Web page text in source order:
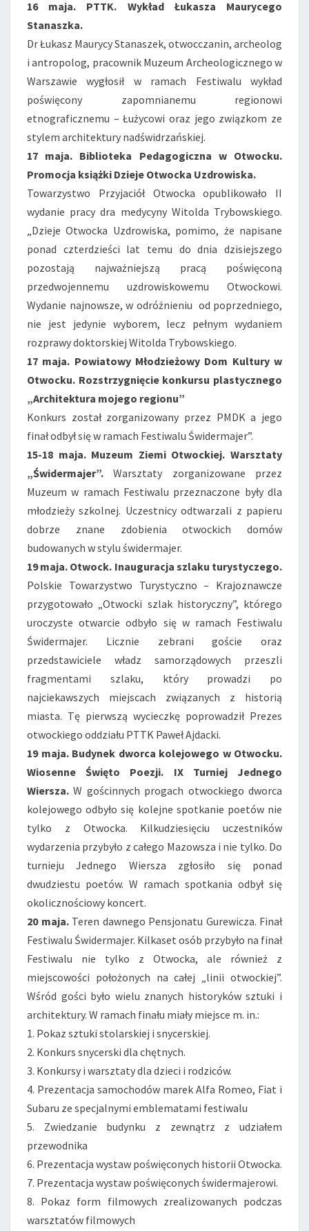
16 maja. PTTK. Wykład Łukasza Maurycego
Stanaszka.
Dr Łukasz Maurycy Stanaszek, otwocczanin, archeolog
i antropolog, pracownik Muzeum Archeologicznego w
Warszawie wygłosił w ramach Festiwalu wykład
poświęcony zapomnianemu regionowi
etnograficznemu – Łużycowi oraz jego związkom ze
stylem architektury nadświdrzańskiej.
17 maja. Biblioteka Pedagogiczna w Otwocku.
Promocja książki Dzieje Otwocka Uzdrowiska.
Towarzystwo Przyjaciół Otwocka opublikowało II
wydanie pracy dra medycyny Witolda Trybowskiego.
„Dzieje Otwocka Uzdrowiska, pomimo, że napisane
ponad czterdzieści lat temu do dnia dzisiejszego
pozostają najważniejszą pracą poświęconą
przedwojennemu uzdrowiskowemu Otwockowi.
Wydanie najnowsze, w odróżnieniu od poprzedniego,
nie jest jedynie wyborem, lecz pełnym wydaniem
rozprawy doktorskiej Witolda Trybowskiego.
17 maja. Powiatowy Młodzieżowy Dom Kultury w
Otwocku. Rozstrzygnięcie konkursu plastycznego
„Architektura mojego regionu”
Konkurs został zorganizowany przez PMDK a jego
finał odbył się w ramach Festiwalu Świdermajer”.
15-18 maja. Muzeum Ziemi Otwockiej. Warsztaty
„Świdermajer”.Warsztaty zorganizowane przez
Muzeum w ramach Festiwalu przeznaczone były dla
młodzieży szkolnej. Uczestnicy odtwarzali z papieru
dobrze znane zdobienia otwockich domów
budowanych w stylu świdermajer.
19 maja. Otwock. Inauguracja szlaku turystyczego.
Polskie Towarzystwo Turystyczno – Krajoznawcze
przygotowało „Otwocki szlak historyczny”, którego
uroczyste otwarcie odbyło się w ramach Festiwalu
Świdermajer. Licznie zebrani goście oraz
przedstawiciele władz samorządowych przeszli
fragmentami szlaku, który prowadzi po
najciekawszych miejscach związanych z historią
miasta. Tę pierwszą wycieczkę poprowadził Prezes
otwockiego oddziału PTTK Paweł Ajdacki.
19 maja. Budynek dworca kolejowego w Otwocku.
Wiosenne Święto Poezji. IX Turniej Jednego
Wiersza.W gościnnych progach otwockiego dworca
kolejowego odbyło się kolejne spotkanie poetów nie
tylko z Otwocka. Kilkudziesięciu uczestników
wydarzenia przybyło z całego Mazowsza i nie tylko. Do
turnieju Jednego Wiersza zgłosiło się ponad
dwudziestu poetów. W ramach spotkania odbył się
okolicznościowy koncert.
20 maja.Teren dawnego Pensjonatu Gurewicza. Finał
Festiwalu Świdermajer. Kilkaset osób przybyło na finał
Festiwalu nie tylko z Otwocka, ale również z
miejscowości położonych na całej „linii otwockiej”.
Wśród gości było wielu znanych historyków sztuki i
architektury. W ramach finału miały miejsce m. in.:
1. Pokaz sztuki stolarskiej i snycerskiej.
2. Konkurs snycerski dla chętnych.
3. Konkursy i warsztaty dla dzieci i rodziców.
4. Prezentacja samochodów marek Alfa Romeo, Fiat i
Subaru ze specjalnymi emblematami festiwalu
5. Zwiedzanie budynku z zewnątrz z udziałem
przewodnika
6. Prezentacja wystaw poświęconych historii Otwocka.
7. Prezentacja wystaw poświęconych świdermajerowi.
8. Pokaz form filmowych zrealizowanych podczas
warsztatów filmowych